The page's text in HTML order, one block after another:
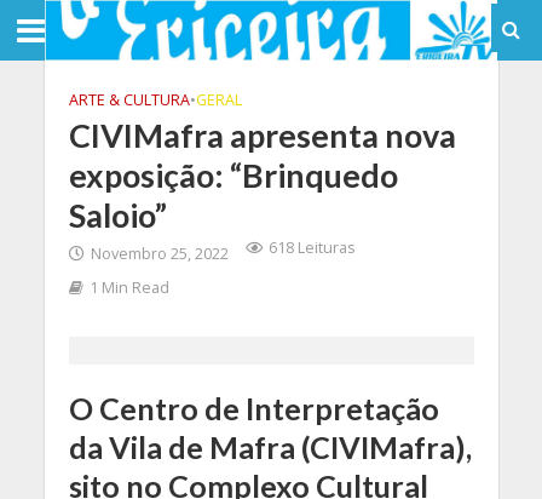
ARTE & CULTURA•GERAL
CIVIMafra apresenta nova
exposição: “Brinquedo
Saloio”
Novembro 25, 2022
618 Leituras
1 Min Read
O Centro de Interpretação
da Vila de Mafra (CIVIMafra),
sito no Complexo Cultural